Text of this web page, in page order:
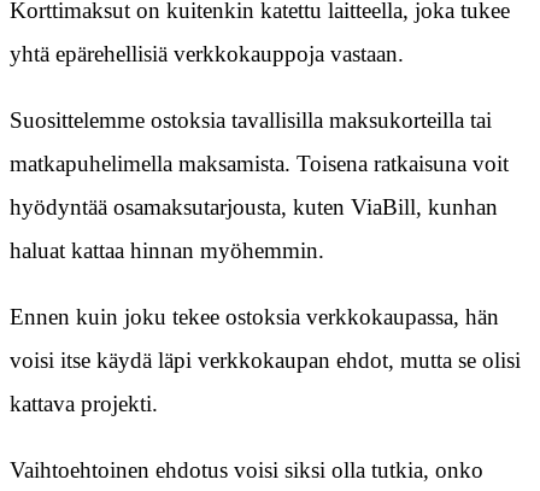
Korttimaksut on kuitenkin katettu laitteella, joka tukee
yhtä epärehellisiä verkkokauppoja vastaan.
Suosittelemme ostoksia tavallisilla maksukorteilla tai
matkapuhelimella maksamista. Toisena ratkaisuna voit
hyödyntää osamaksutarjousta, kuten ViaBill, kunhan
haluat kattaa hinnan myöhemmin.
Ennen kuin joku tekee ostoksia verkkokaupassa, hän
voisi itse käydä läpi verkkokaupan ehdot, mutta se olisi
kattava projekti.
Vaihtoehtoinen ehdotus voisi siksi olla tutkia, onko